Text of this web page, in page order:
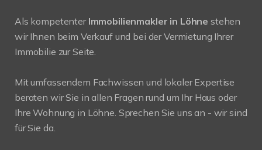
Als kompetenter Immobilienmakler in Löhne stehen
wir Ihnen beim Verkauf und bei der Vermietung Ihrer
Immobilie zur Seite.
Mit umfassendem Fachwissen und lokaler Expertise
beraten wir Sie in allen Fragen rund um Ihr Haus oder
Ihre Wohnung in Löhne. Sprechen Sie uns an - wir sind
für Sie da.